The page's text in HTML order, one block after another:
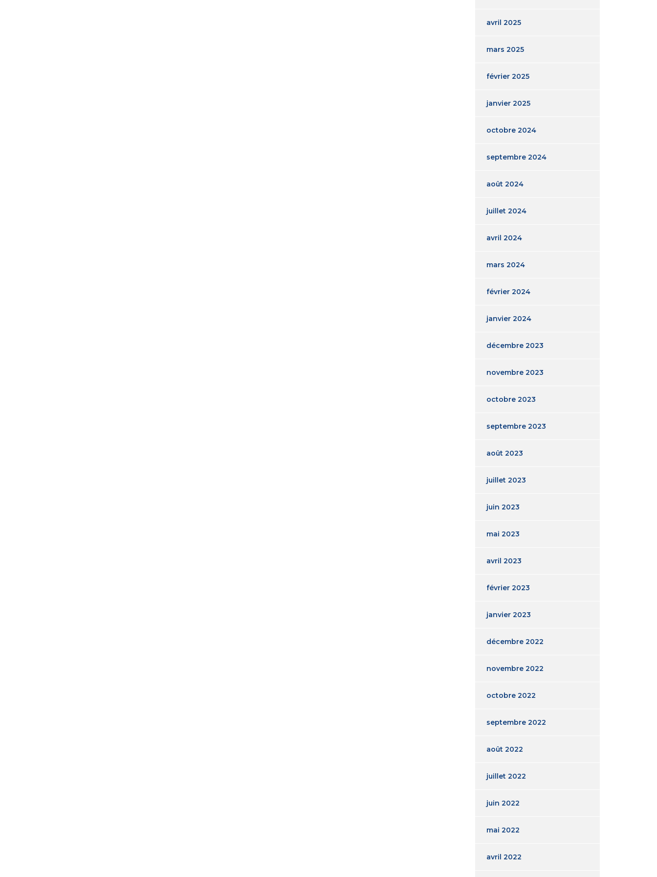
avril 2025
mars 2025
février 2025
janvier 2025
octobre 2024
septembre 2024
août 2024
juillet 2024
avril 2024
mars 2024
février 2024
janvier 2024
décembre 2023
novembre 2023
octobre 2023
septembre 2023
août 2023
juillet 2023
juin 2023
mai 2023
avril 2023
février 2023
janvier 2023
décembre 2022
novembre 2022
octobre 2022
septembre 2022
août 2022
juillet 2022
juin 2022
mai 2022
avril 2022